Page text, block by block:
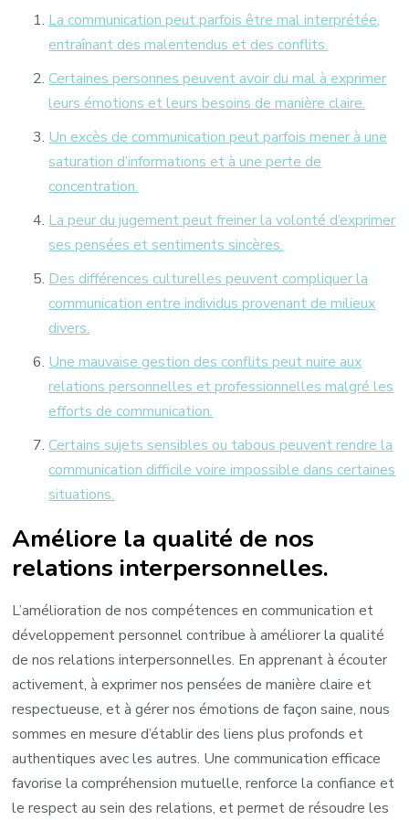
La communication peut parfois être mal interprétée,
entraînant des malentendus et des conflits.
Certaines personnes peuvent avoir du mal à exprimer
leurs émotions et leurs besoins de manière claire.
Un excès de communication peut parfois mener à une
saturation d’informations et à une perte de
concentration.
La peur du jugement peut freiner la volonté d’exprimer
ses pensées et sentiments sincères.
Des différences culturelles peuvent compliquer la
communication entre individus provenant de milieux
divers.
Une mauvaise gestion des conflits peut nuire aux
relations personnelles et professionnelles malgré les
efforts de communication.
Certains sujets sensibles ou tabous peuvent rendre la
communication difficile voire impossible dans certaines
situations.
Améliore la qualité de nos
relations interpersonnelles.
L’amélioration de nos compétences en communication et
développement personnel contribue à améliorer la qualité
de nos relations interpersonnelles. En apprenant à écouter
activement, à exprimer nos pensées de manière claire et
respectueuse, et à gérer nos émotions de façon saine, nous
sommes en mesure d’établir des liens plus profonds et
authentiques avec les autres. Une communication efficace
favorise la compréhension mutuelle, renforce la confiance et
le respect au sein des relations, et permet de résoudre les